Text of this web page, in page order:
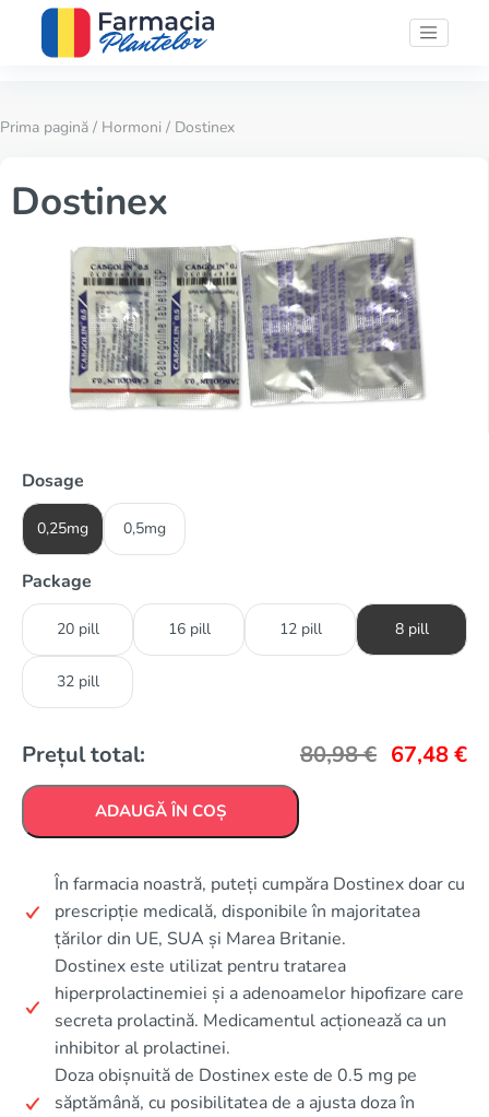
Prima pagină / Hormoni / Dostinex
Dostinex
Dosage
0,25mg 0,5mg
Package
20 pill 16 pill 12 pill 8 pill
32 pill
Prețul total: 80,98€ 67,48€
ADAUGĂ ÎN COȘ
În farmacia noastră, puteți cumpăra Dostinex doar cu
prescripție medicală, disponibile în majoritatea
țărilor din UE, SUA și Marea Britanie.
Dostinex este utilizat pentru tratarea
hiperprolactinemiei și a adenoamelor hipofizare care
secreta prolactină. Medicamentul acționează ca un
inhibitor al prolactinei.
Doza obișnuită de Dostinex este de 0.5 mg pe
săptămână, cu posibilitatea de a ajusta doza în